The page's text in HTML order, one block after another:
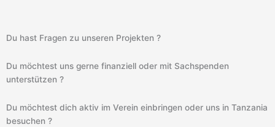
Du hast Fragen zu unseren Projekten ?
Du möchtest uns gerne finanziell oder mit Sachspenden
unterstützen ?
Du möchtest dich aktiv im Verein einbringen oder uns in Tanzania
besuchen ?